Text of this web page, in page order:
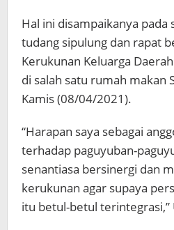
Hal ini disampaikanya
tudang sipulung dan rapat
Kerukunan Keluarga
di salah satu rumah makan
Kamis (08/04/2021).
“Harapan saya sebagai
terhadap paguyuban-
senantiasa bersinergi dan
kerukunan agar supaya
itu betul-betul terintegrasi,”